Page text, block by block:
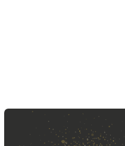
Ваш e-mail
Подписаться